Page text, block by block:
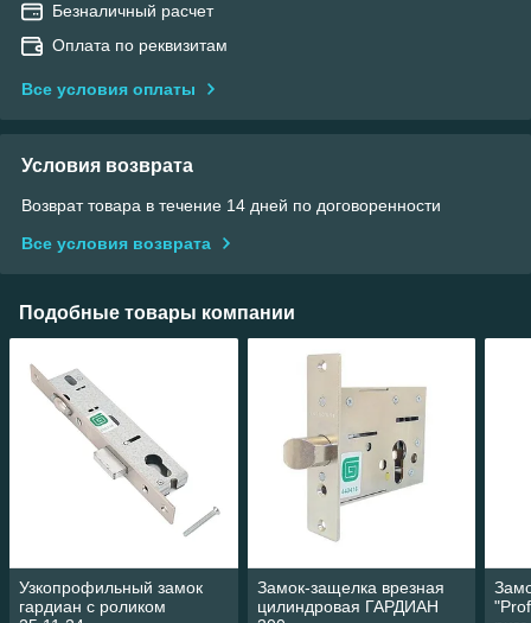
Безналичный расчет
Оплата по реквизитам
Все условия оплаты
Условия возврата
Возврат товара в течение 14 дней по договоренности
Все условия возврата
Подобные товары компании
Узкопрофильный замок
гардиан с роликом
Замок-защелка врезная
цилиндровая ГАРДИАН